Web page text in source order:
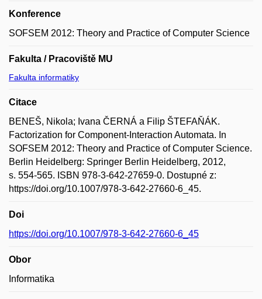
Konference
SOFSEM 2012: Theory and Practice of Computer Science
Fakulta / Pracoviště MU
Fakulta informatiky
Citace
BENEŠ, Nikola; Ivana ČERNÁ a Filip ŠTEFAŇÁK.
Factorization for Component-Interaction Automata. In
SOFSEM 2012: Theory and Practice of Computer Science.
Berlin Heidelberg: Springer Berlin Heidelberg, 2012,
s. 554-565. ISBN 978-3-642-27659-0. Dostupné z:
https://doi.org/10.1007/978-3-642-27660-6_45.
Doi
https://doi.org/10.1007/978-3-642-27660-6_45
Obor
Informatika